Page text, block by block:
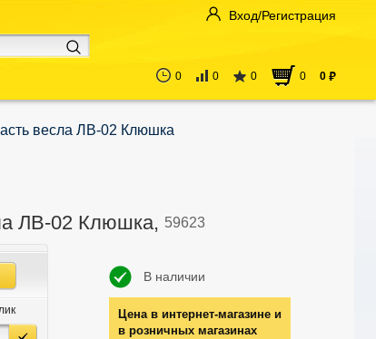
Вход/Регистрация
0 0 0 0 0 руб
весла ЛВ-02 Клюшка
ЛВ-02 Клюшка, 59623
В наличии
Цена в интернет-магазине и
в розничных магазинах